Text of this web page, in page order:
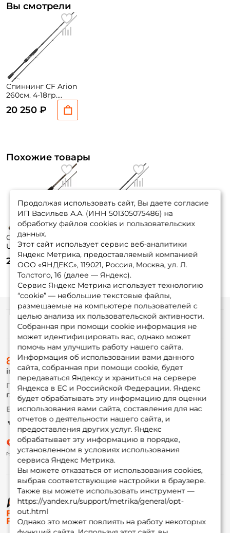
Вы смотрели
Спиннинг CF Arion
260см. 4-18гр.
ASRE862MLS
20 250 ₽
Похожие товары
Спиннинг Maximus
Ultimatum 270см.
7-35гр. 126гр. extra
fast / MSU27M
20 345 ₽
260см. 4-18гр.
88гр. extra fast /
ASR862MLS
21 000 ₽
Продолжая использовать сайт, Вы даете согласие
ИП Васильев А.А. (ИНН 501305075486) на
обработку файлов cookies и пользовательских
данных.
Этот сайт использует сервис веб-аналитики
Яндекс Метрика, предоставляемый компанией
ООО «ЯНДЕКС», 119021, Россия, Москва, ул. Л.
Толстого, 16 (далее — Яндекс).
Сервис Яндекс Метрика использует технологию
“cookie” — небольшие текстовые файлы,
размещаемые на компьютере пользователей с
целью анализа их пользовательской активности.
Собранная при помощи cookie информация не
может идентифицировать вас, однако может
помочь нам улучшить работу нашего сайта.
Информация об использовании вами данного
сайта, собранная при помощи cookie, будет
передаваться Яндексу и храниться на сервере
Яндекса в ЕС и Российской Федерации. Яндекс
будет обрабатывать эту информацию для оценки
использования вами сайта, составления для нас
отчетов о деятельности нашего сайта, и
предоставления других услуг. Яндекс
обрабатывает эту информацию в порядке,
установленном в условиях использования
сервиса Яндекс Метрика.
Вы можете отказаться от использования cookies,
выбрав соответствующие настройки в браузере.
Также вы можете использовать инструмент —
https://yandex.ru/support/metrika/general/opt-
out.html
Однако это может повлиять на работу некоторых
© ФоксФишинг, 2009-2026
Информация
О магазине
Доставка
Оплата
Fox-bonus
Гуру
Партнерская программа
8 (495) 532-77-88
info@foxfishing.ru
По вопросам с заказом
г. Москва, ул. Плеханова д.7
Ежедневно 10:00 до 20:00